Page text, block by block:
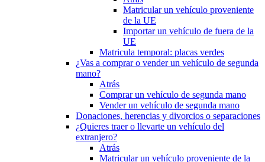
Matricular un vehículo proveniente
de la UE
Importar un vehículo de fuera de la
UE
Matricula temporal: placas verdes
¿Vas a comprar o vender un vehículo de segunda
mano?
Atrás
Comprar un vehículo de segunda mano
Vender un vehículo de segunda mano
Donaciones, herencias y divorcios o separaciones
¿Quieres traer o llevarte un vehículo del
extranjero?
Atrás
Matricular un vehículo proveniente de la